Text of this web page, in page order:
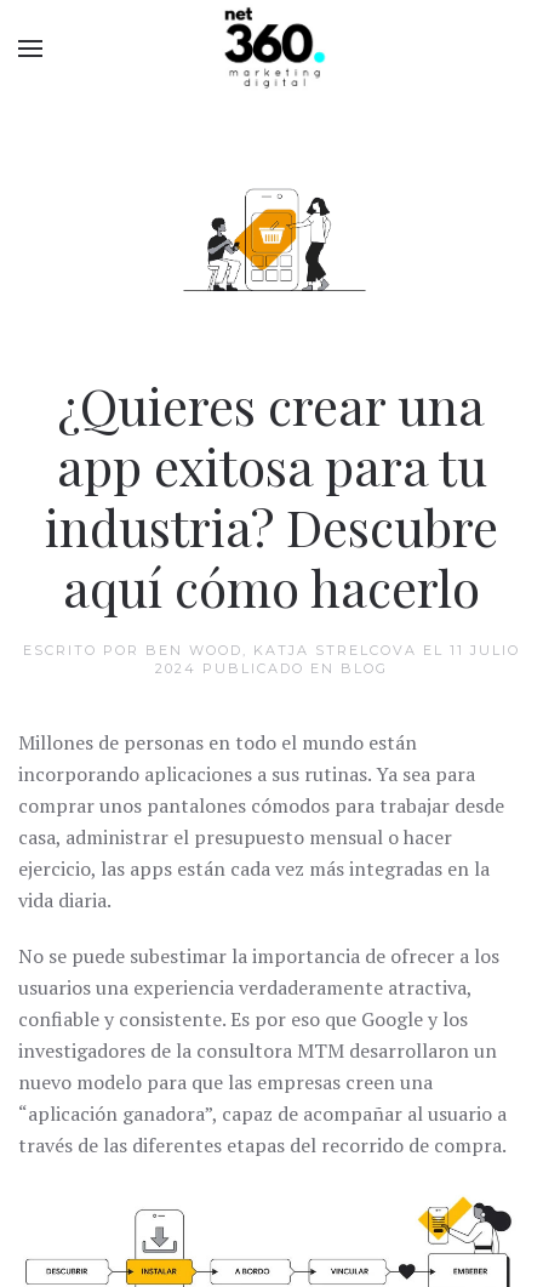
¿Quieres crear una
app exitosa para tu
industria? Descubre
aquí cómo hacerlo
ESCRITO POR BEN WOOD, KATJA STRELCOVA EL 11 JULIO
2024 PUBLICADO EN BLOG
Millones de personas en todo el mundo están
incorporando aplicaciones a sus rutinas. Ya sea para
comprar unos pantalones cómodos para trabajar desde
casa, administrar el presupuesto mensual o hacer
ejercicio, las apps están cada vez más integradas en la
vida diaria.
No se puede subestimar la importancia de ofrecer a los
usuarios una experiencia verdaderamente atractiva,
confiable y consistente. Es por eso que Google y los
investigadores de la consultora MTM desarrollaron un
nuevo modelo para que las empresas creen una
“aplicación ganadora”, capaz de acompañar al usuario a
través de las diferentes etapas del recorrido de compra.